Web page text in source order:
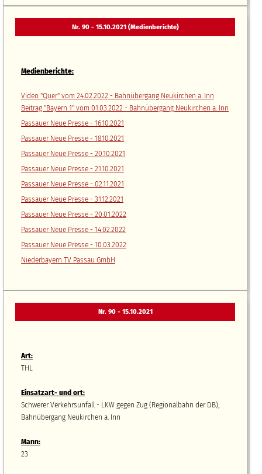
Nr. 90 - 15.10.2021 (Medienberichte)
Medienberichte:
Video "Quer" vom 24.02.2022 - Bahnübergang Neukirchen a. Inn
Beitrag "Bayern 1" vom 01.03.2022 - Bahnübergang Neukirchen a. Inn
Passauer Neue Presse - 16.10.2021
Passauer Neue Presse - 18.10.2021
Passauer Neue Presse - 20.10.2021
Passauer Neue Presse - 21.10.2021
Passauer Neue Presse - 02.11.2021
Passauer Neue Presse - 31.12.2021
Passauer Neue Presse - 20.01.2022
Passauer Neue Presse - 14.02.2022
Passauer Neue Presse - 10.03.2022
Niederbayern TV Passau GmbH
Nr. 90 - 15.10.2021
Art:
THL
Einsatzart- und ort:
Schwerer Verkehrsunfall - LKW gegen Zug (Regionalbahn der DB),
Bahnübergang Neukirchen a. Inn
Mann:
23